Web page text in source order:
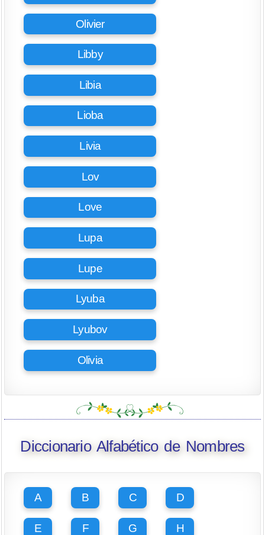
Olivier
Libby
Libia
Lioba
Livia
Lov
Love
Lupa
Lupe
Lyuba
Lyubov
Olivia
Diccionario Alfabético de Nombres
A B C D
E F G H